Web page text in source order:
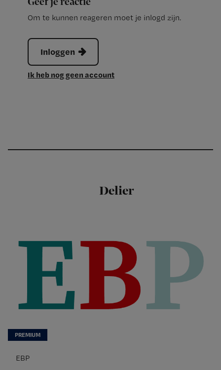
Om te kunnen reageren moet je inlogd zijn.
Inloggen
Ik heb nog geen account
Delier
EBP